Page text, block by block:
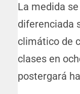
La medida
diferenciada
climático de
clases en
postergará